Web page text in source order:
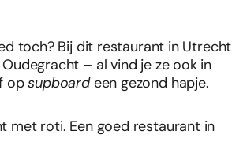
toch? Bij dit restaurant in Utrecht
– al vind je ze ook in
opsupboardeen gezond hapje.
met roti. Een goed restaurant in